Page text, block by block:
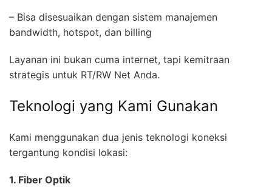
– Bisa disesuaikan dengan sistem manajemen
bandwidth, hotspot, dan billing
Layanan ini bukan cuma internet, tapi kemitraan
strategis untuk RT/RW Net Anda.
Teknologi yang Kami Gunakan
Kami menggunakan dua jenis teknologi koneksi
tergantung kondisi lokasi:
1. Fiber Optik